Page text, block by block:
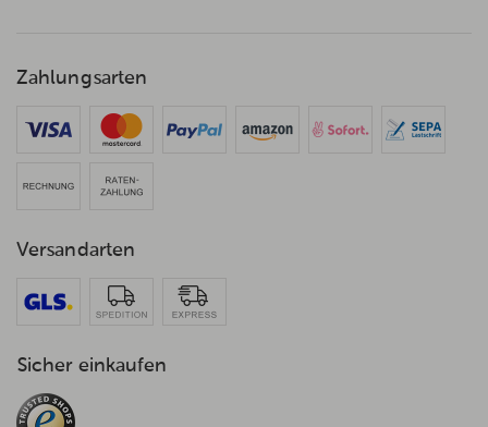
Zahlungsarten
Versandarten
Sicher einkaufen